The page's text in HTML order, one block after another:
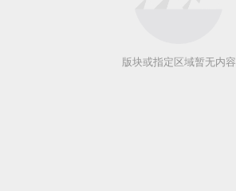
版块或指定区域暂无内容